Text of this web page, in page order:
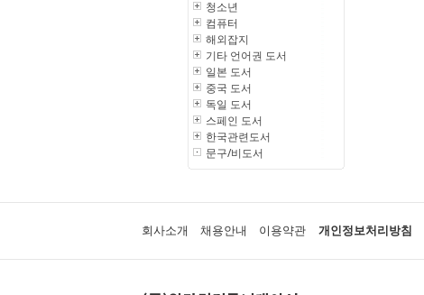
청소년
컴퓨터
해외잡지
기타 언어권 도서
일본 도서
중국 도서
독일 도서
스페인 도서
한국관련도서
문구/비도서
회사소개 채용안내 이용약관 개인정보처리방침